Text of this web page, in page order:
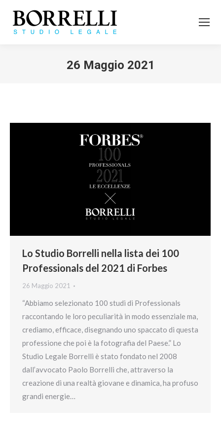
26 Maggio 2021
Lo Studio Borrelli nella lista dei 100
Professionals del 2021 di Forbes
26 Maggio 2021
“Abbiamo selezionato 100 studi di Professionals
raccontando le loro peculiarità in modo essenziale ma,
crediamo, efficace, disegnando uno spaccato di questa
professione che poi è la fotografia del Paese.” Lo
Studio Legale Borrelli è stato fondato nel 2008
dall’avvocato Paolo Borrelli che, attraverso la
creazione di una realtà giovane e dinamica, ha profuso
grandi energie…